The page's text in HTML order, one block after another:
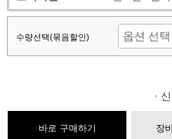
수량선택(묶음할인)
·
바로 구매하기 장